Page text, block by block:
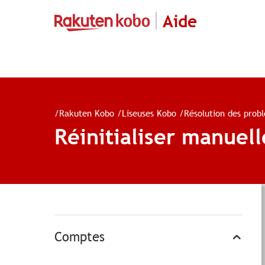
Aide
/Rakuten Kobo /Liseuses Kobo /Résolution des
Réinitialiser
Comptes